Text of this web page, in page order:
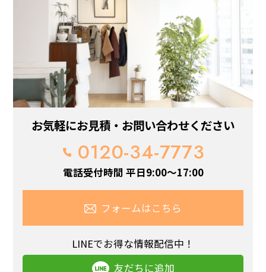
お気軽にお見積・お問い合わせください
0120-34-7773
電話受付時間 平日9:00～17:00
フォームはこちら
LINEでお得な情報配信中！
友だちに追加